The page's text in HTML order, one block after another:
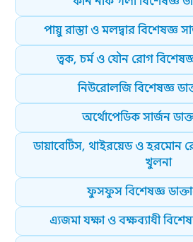
পায়ু রাস্তা ও মলদ্বার বিশেষজ্ঞ
ত্বক, চর্ম ও যৌন রোগ
নিউরোলজি বিশেষজ্ঞ
অর্থোপেডিক সার্জন
ডায়াবেটিস, থাইরয়েড ও হরমোন
খুলনা
ফুসফুস বিশেষজ্ঞ
এ্যজমা যক্ষা ও বক্ষব্যাধী